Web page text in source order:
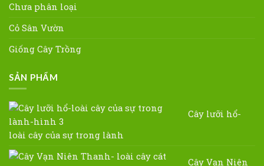
Chưa phân loại
Cỏ Sân Vườn
Giống Cây Trồng
SẢN PHẨM
Cây lưỡi hổ-
loài cây của sự trong lành
Cây Vạn Niên